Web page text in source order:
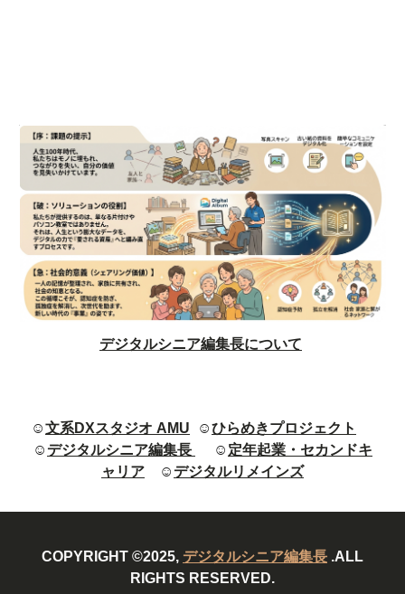
デジタルシニア編集長について
☺文系DXスタジオ AMU ☺ひらめきプロジェクト
☺ デジタルシニア編集長 ☺ 定年起業・セカンドキ
ャリア
☺ デジタルリメインズ
COPYRIGHT ©2025, デジタルシニア編集長 .ALL
RIGHTS RESERVED.